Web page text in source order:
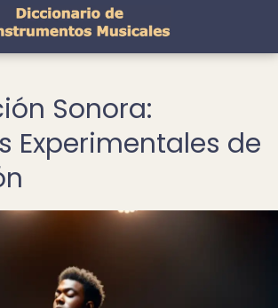
Sonora:
Experimentales de